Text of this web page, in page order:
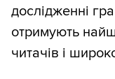
дослідженні
отримують
читачів і